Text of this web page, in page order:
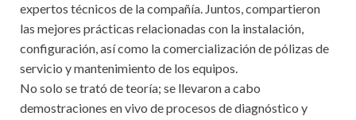
expertos técnicos de la compañía. Juntos, compartieron
las mejores prácticas relacionadas con la instalación,
configuración, así como la comercialización de pólizas de
servicio y mantenimiento de los equipos.
No solo se trató de teoría; se llevaron a cabo
demostraciones en vivo de procesos de diagnóstico y